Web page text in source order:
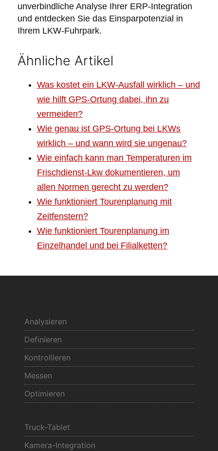
unverbindliche Analyse Ihrer ERP-Integration
und entdecken Sie das Einsparpotenzial in
Ihrem LKW-Fuhrpark.
Ähnliche Artikel
Was kostet ein LKW-Ausfall wirklich – und
wie hilft GPS-Ortung dabei, ihn zu
vermeiden?
Wie genau ist GPS-Ortung bei LKWs
wirklich – und wann wird sie ungenau?
Wie einfach kann man Temperaturen im
Frischdienst-Lkw dokumentieren, um
allen Normen gerecht zu werden?
Wie funktioniert Tourenplanung mit
Zeitfenstern?
Wie funktioniert Tourenplanung im
Einzelhandel und bei Filialketten?
Analysieren
Definieren
Kontrollieren
Messen
Optimieren
Truck-Tablet
Kamera-Integration